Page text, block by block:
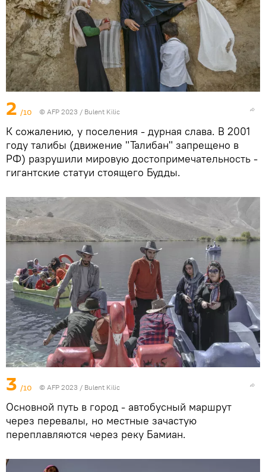
2 /10 © AFP 2023 / Bulent Kilic
К сожалению, у поселения - дурная слава. В 2001
году талибы (движение "Талибан" запрещено в
РФ) разрушили мировую достопримечательность -
гигантские статуи стоящего Будды.
3 /10 © AFP 2023 / Bulent Kilic
Основной путь в город - автобусный маршрут
через перевалы, но местные зачастую
переплавляются через реку Бамиан.